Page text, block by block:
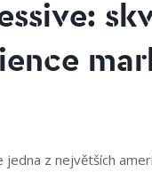
z největších